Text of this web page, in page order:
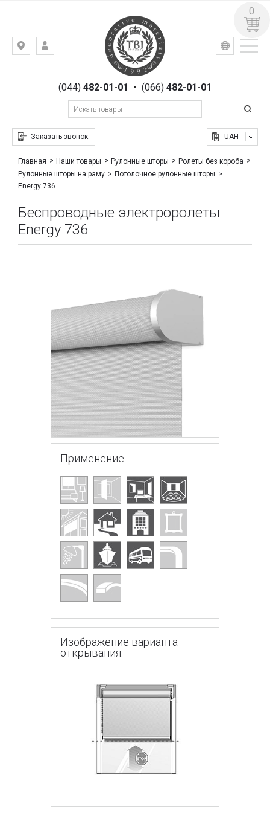
Киев,
Гоголевская,(044)482-01-01 • (066) 482-01-01
Заказать звонок
УКР РУС
UAH
0
Главная Наши товары Рулонные шторы
Ролеты без короба
Рулонные шторы на раму
Потолочное рулонные шторы
Energy 736
Беспроводные электроролеты
Energy 736
Применение
Изображение варианта
открывания: